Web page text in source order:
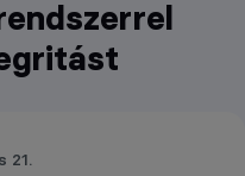
21.